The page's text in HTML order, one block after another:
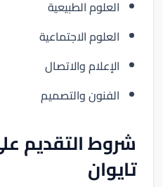
العلوم الطبيعية
العلوم الاجتماعية
الإعلام والاتصال
الفنون والتصميم
شروط التقديم
تايوان